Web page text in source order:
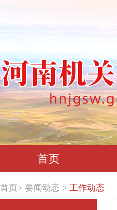
首页
首页> 要闻动态 > 工作动态